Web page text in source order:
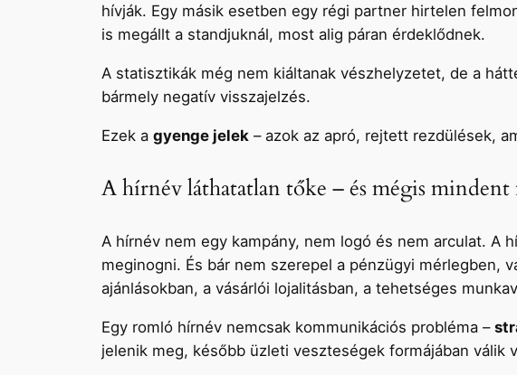
hívják. Egy másik esetben egy régi partner hirtelen
is megállt a standjuknál, most alig páran érdeklődnek.
A statisztikák még nem kiáltanak vészhelyzetet, de a
bármely negatív visszajelzés.
Ezek a gyenge jelek – azok az apró, rejtett rezdülések,
A hírnév láthatatlan tőke – és mégis mindent
A hírnév nem egy kampány, nem logó és nem arculat. A
meginogni. És bár nem szerepel a pénzügyi mérlegben,
ajánlásokban, a vásárlói lojalitásban, a tehetséges
Egy romló hírnév nemcsak kommunikációs probléma –
jelenik meg, később üzleti veszteségek formájában válik